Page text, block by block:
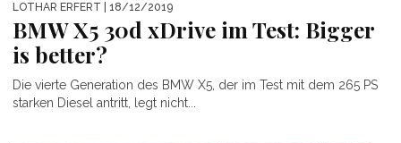
LOTHAR ERFERT | 18/12/2019
BMW X5 30d xDrive im Test: Bigger
is better?
Die vierte Generation des BMW X5, der im Test mit dem 265 PS
starken Diesel antritt, legt nicht...